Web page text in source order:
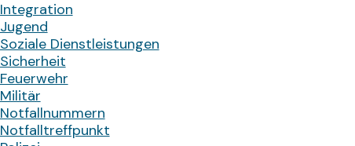
Integration
Jugend
Soziale Dienstleistungen
Sicherheit
Feuerwehr
Militär
Notfallnummern
Notfalltreffpunkt